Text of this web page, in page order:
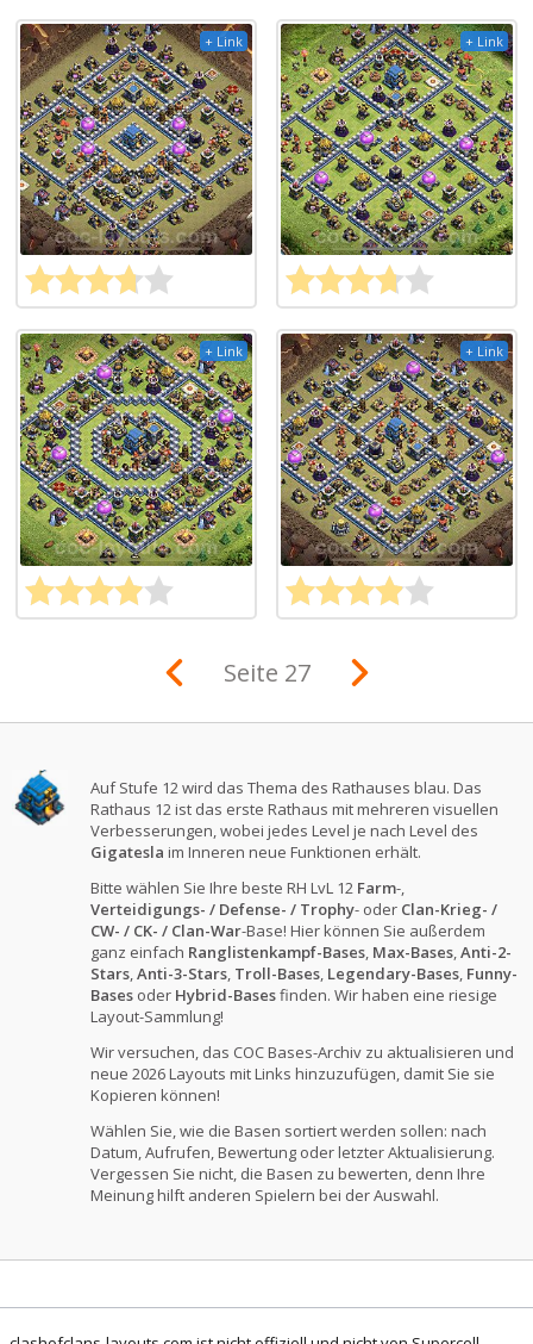
+ Link + Link
+ Link + Link
Seite 27
Auf Stufe 12 wird das Thema des Rathauses blau. Das
Rathaus 12 ist das erste Rathaus mit mehreren visuellen
Verbesserungen, wobei jedes Level je nach Level des
Gigatesla im Inneren neue Funktionen erhält.
Bitte wählen Sie Ihre beste RH LvL 12 Farm-,
Verteidigungs- / Defense- / Trophy- oder Clan-Krieg- /
CW- / CK- / Clan-War-Base! Hier können Sie außerdem
ganz einfach Ranglistenkampf-Bases, Max-Bases,Anti-2-
Stars,Anti-3-Stars, Troll-Bases, Legendary-Bases, Funny-
Bases oder Hybrid-Basesfinden. Wir haben eine riesige
Layout-Sammlung!
Wir versuchen, das COC Bases-Archiv zu aktualisieren und
neue 2026 Layouts mit Links hinzuzufügen, damit Sie sie
Kopieren können!
Wählen Sie, wie die Basen sortiert werden sollen: nach
Datum, Aufrufen, Bewertung oder letzter Aktualisierung.
Vergessen Sie nicht, die Basen zu bewerten, denn Ihre
Meinung hilft anderen Spielern bei der Auswahl.